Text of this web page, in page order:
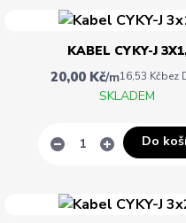
KABEL CYKY-J
20,00 Kč/m16,53 Kčbez
SKLADEM
Do